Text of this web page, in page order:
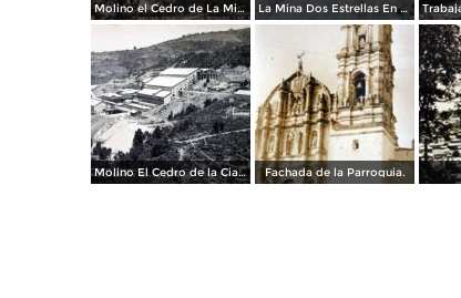
Molino el Cedro de La Mina Dos Estrellas En Tlalpujahua, Michoacán. La Mina Dos Estrellas En Tlalpujahua, Michoacán
Molino El Cedro de la Cia. minera Las dos Estrellas Fachada de la Parroquia.